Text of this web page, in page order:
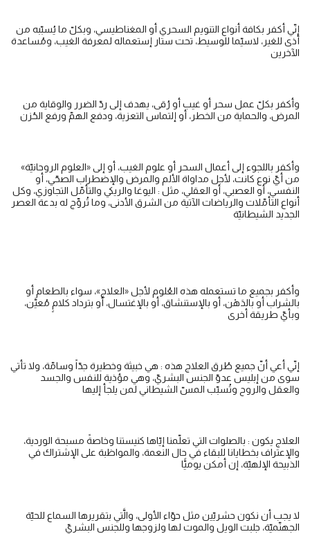
إنّي أكفر بكافة أنواع التنويم السحري أو المغناطيسي، وبكلّ ما يُسبّبه من
أذى للغير، لاسيّما للوسيط، تحت ستار إستعماله لمعرفة الغيب، ومُساعدة
الآخرين
وأكفر بكلّ عمل سحر أو غيب أو رُقى، يهدف إلى ردّ الضرر والوقاية من
المرض، والحماية من الخطر، أو إلتماس التعزية، ودفع الهمّ ورفع الحُزن
وأكفر باللجوء إلى أعمال السحر أو علوم الغيب، أو إلى «العلوم الروحانيّة»
من أيّ نوع كانت، لأجل مداواة الألم والمرض والإضطراب الصحّي، أو
النفسي، أو العصبي، أو العقلي، مثل : اليوغا والريكي والتأمّل التجاوزي، وكل
أنواع التأمّلات والرياضات الآتية من الشرق الأدنى، وما تُروِّج له بدعة العصر
الجديد الشيطانيّة
وأكفر بجميع ما تستعمله هذه العُلوم لأجل «العلاج»، سواء بالطعام أو
بالشراب أو بالدَهْن، أو بالإستنشاق، أو بالإغتسال، أو بترداد كلامٍ مُعيَّن،
وبأيّ طريقة أخرى
إنّي أعي أنّ جميع طُرق العلاج هذه : هي خبيثة وخطيرة جدّاً وسامّة، ولا تأتي
سوى من إبليس عدوّ الجنس البشريّ، وهي مؤذية للنفس والجسد
والعقل والروح وتُسبّب المسّ الشيطاني لمن يلجأ إليها
العلاج يكون : بالصلوات التي تعلّمنا إيّاها كنيستنا وخاصةً مسبحة الوردية،
والإعتراف بخطايانا للبقاء في حال النعمة، والمواظبة على الإشتراك في
الذبيحة الإلهيّة، إن أمكن يوميًّا
لا يجب أن نكون حشريّين مثل حوّاء الأولى، والَّتي بتقريرها السماع للحيّة
الجهنّميّة، جلبت الويل والموت لها ولزوجها وللجنس البشريّ